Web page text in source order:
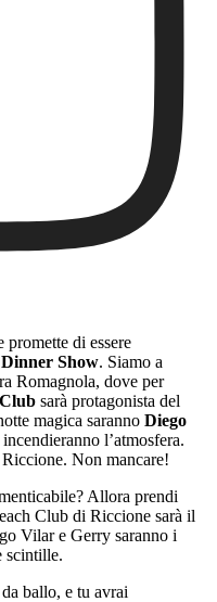
promette di essere
Dinner Show. Siamo a
Romagnola, dove per
sarà protagonista del
magica saranno Diego
l’atmosfera.
Non mancare!
Allora prendi
Club di Riccione sarà il
Vilar e Gerry saranno i
scintille.
ballo, e tu avrai